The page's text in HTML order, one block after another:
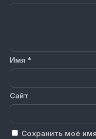
Имя *
Сайт
Сохранить моё